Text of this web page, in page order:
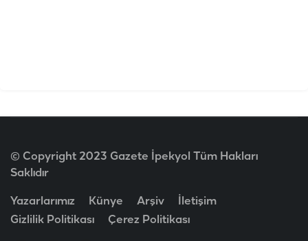
© Copyright 2023 Gazete İpekyol Tüm Hakları
Saklıdır
Yazarlarımız Künye Arşiv
İletişim
Gizlilik Politikası
Çerez Politikası